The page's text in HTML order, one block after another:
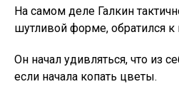
На самом деле Галкин
шутливой форме, обратился к
Он начал удивляться, что из
если начала копать цветы.